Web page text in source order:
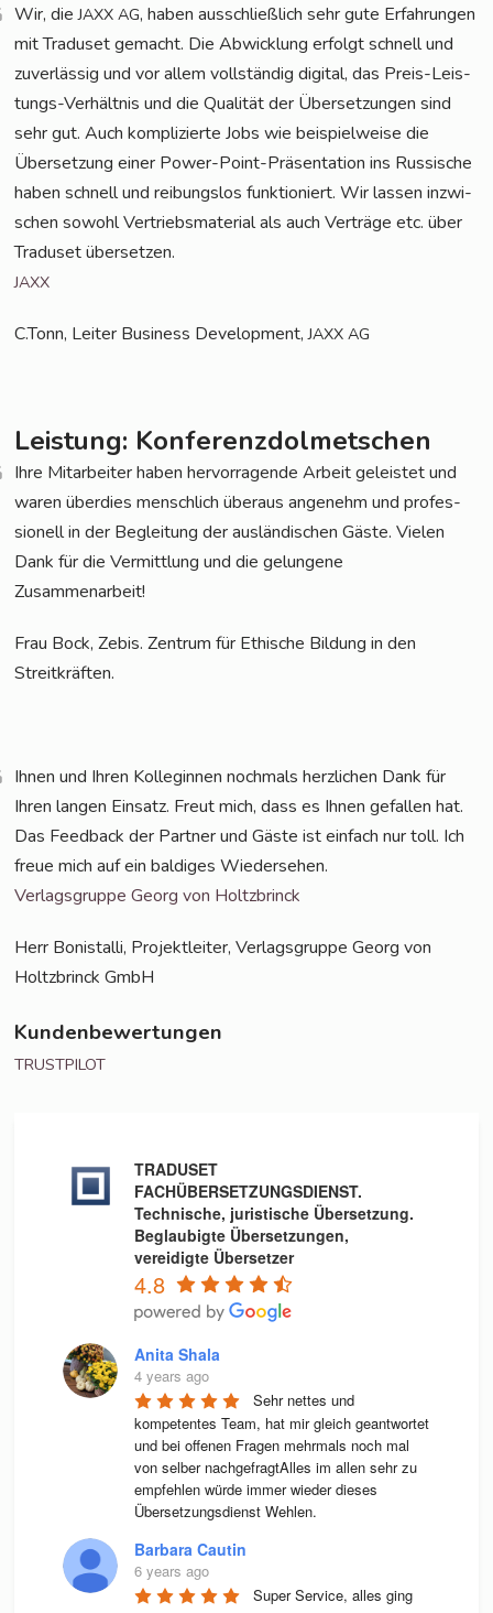
Wir, dieJAXX AG, haben aus­schließ­lich sehr gute Erfah­run­gen
mit Tra­du­set gemacht. Die Abwick­lung erfolgt schnell und
zuver­läs­sig und vor allem voll­stän­dig digi­tal, das Preis-Leis­
tungs-Ver­hält­nis und die Qua­li­tät der Über­set­zun­gen sind
sehr gut. Auch kom­pli­zierte Jobs wie bei­spiel­weise die
Über­set­zung einer Power-Point-Prä­sen­ta­ti­on ins Rus­si­sche
haben schnell und rei­bungs­los funk­tio­niert. Wir las­sen inzwi­
schen sowohl Ver­triebs­ma­te­rial als auch Ver­träge etc. über
Tra­du­set übersetzen.
JAXX
C.Tonn, Lei­ter Busi­ness Deve­lop­ment,JAXX AG
Leistung: Konferenzdolmetschen
Ihre Mit­ar­bei­ter haben her­vor­ra­gen­de Arbeit geleis­tet und
waren über­dies mensch­lich über­aus ange­nehm und pro­fes­
sio­nell in der Beglei­tung der aus­län­di­schen Gäs­te. Vie­len
Dank für die Ver­mitt­lung und die gelun­ge­ne
Zusammenarbeit!
Frau Bock, Zebis. Zen­trum für Ethi­sche Bil­dung in den
Streitkräften.
Ihnen und Ihren Kol­le­gin­nen noch­mals herz­li­chen Dank für
Ihren lan­gen Ein­satz. Freut mich, dass es Ihnen gefal­len hat.
Das Feed­back der Part­ner und Gäs­te ist ein­fach nur toll. Ich
freue mich auf ein bal­di­ges Wiedersehen.
Ver­lags­grup­pe Georg von Holtzbrinck
Herr Bonis­tal­li, Pro­jekt­lei­ter, Ver­lags­grup­pe Georg von
Holtz­brinck GmbH
Kundenbewertungen
TRUSTPILOT
TRADUSET
FACHÜBERSETZUNGSDIENST.
Technische, juristische Übersetzung.
Beglaubigte Übersetzungen,
vereidigte Übersetzer
4.8
Anita Shala
4 years ago
Sehr nettes und
kompetentes Team, hat mir gleich geantwortet
und bei offenen Fragen mehrmals noch mal
von selber nachgefragtAlles im allen sehr zu
empfehlen würde immer wieder dieses
Übersetzungsdienst Wehlen.
Barbara Cautin
6 years ago
Super Service, alles ging